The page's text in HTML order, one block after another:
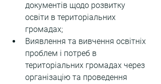
документів щодо розвитку
освіти в територіальних
громадах;
Виявлення та вивчення освітніх
проблем і потреб в
територіальних громадах через
організацію та проведення